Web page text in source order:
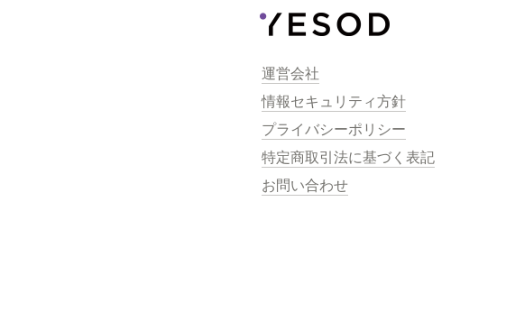
運営会社
情報セキュリティ方針
プライバシーポリシー
特定商取引法に基づく表記
お問い合わせ